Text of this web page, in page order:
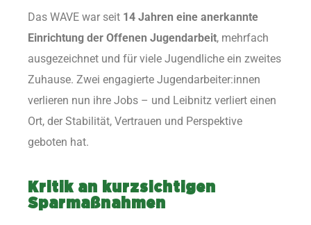
Das WAVE war seit 14 Jahren eine anerkannte
Einrichtung der Offenen Jugendarbeit, mehrfach
ausgezeichnet und für viele Jugendliche ein zweites
Zuhause. Zwei engagierte Jugendarbeiter:innen
verlieren nun ihre Jobs – und Leibnitz verliert einen
Ort, der Stabilität, Vertrauen und Perspektive
geboten hat.
Kritik an kurzsichtigen
Sparmaßnahmen